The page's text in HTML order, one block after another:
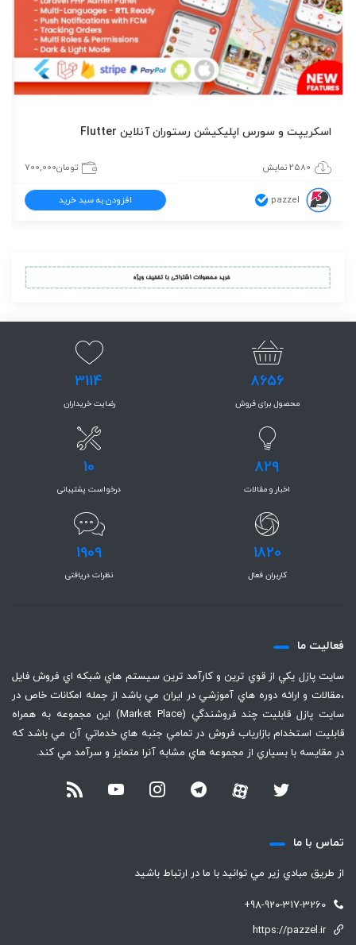
اسکریپت و سورس اپلیکیشن رستوران آنلاین Flutter
2580 نمایش تومان700,000
pazzel افزودن به سبد خرید
8656
محصول برای فروش
3114
رضایت خریداران
829
اخبار و مقالات
10
درخواست پشتیبانی
1820
کاربران فعال
1909
نظرات دریافتی
فعاليت ما
سايت پازل يكي از قوي ترين و كارآمد ترين سيستم هاي شبكه اي فروش فايل
،‌مقالات و ارائه دوره هاي آموزشي در ايران مي باشد از جمله امكانات خاص در
سايت پازل قابليت چند فروشندگي (Market Place) اين مجموعه به همراه
قابليت استخدام بازارياب فروش در تمامي جنبه هاي خدماتي آن مي باشد كه
در مقايسه با بسياري از مجموعه هاي مشابه آنرا متمايز و سرآمد مي كند.
تماس با ما
از طريق مبادي زير مي توانيد با ما در ارتباط باشيد
+98-920-317-3260
https://pazzel.ir